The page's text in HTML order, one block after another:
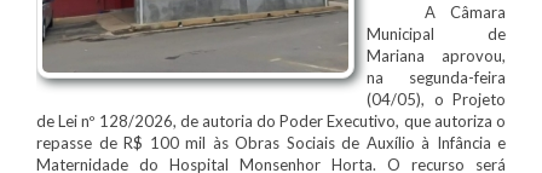
A Câmara
Municipal de
Mariana aprovou,
na segunda-feira
(04/05), o Projeto
de Lei nº 128/2026, de autoria do Poder Executivo, que autoriza o
repasse de R$ 100 mil às Obras Sociais de Auxílio à Infância e
Maternidade do Hospital Monsenhor Horta. O recurso será